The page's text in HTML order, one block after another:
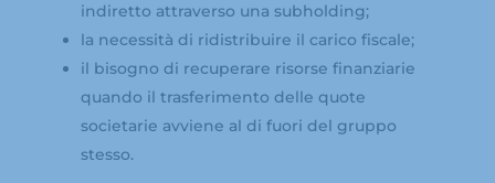
indiretto attraverso una subholding;
la necessità di ridistribuire il carico fiscale;
il bisogno di recuperare risorse finanziarie
quando il trasferimento delle quote
societarie avviene al di fuori del gruppo
stesso.